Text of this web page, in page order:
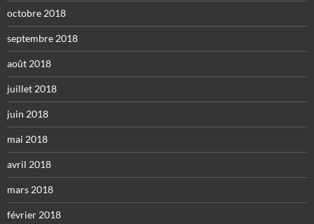
octobre 2018
septembre 2018
août 2018
juillet 2018
juin 2018
mai 2018
avril 2018
mars 2018
février 2018